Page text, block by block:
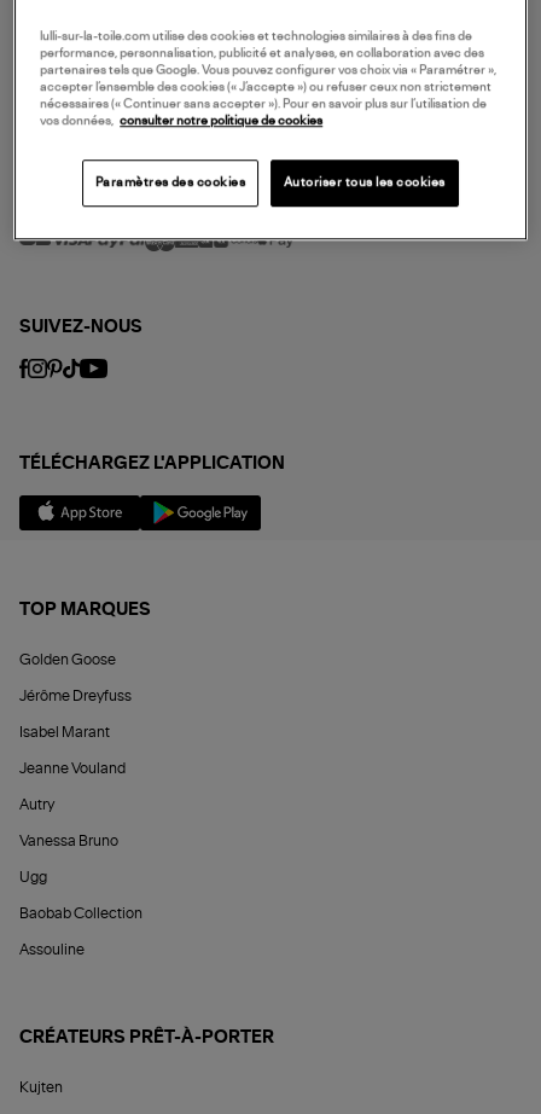
NOS SERVICES
SERVICE CLIENT
MODE DE PAIEMENT
SUIVEZ-NOUS
TÉLÉCHARGEZ L'APPLICATION
TOP MARQUES
Golden Goose
Jérôme Dreyfuss
Isabel Marant
Jeanne Vouland
Autry
Vanessa Bruno
Ugg
Baobab Collection
Assouline
CRÉATEURS PRÊT-À-PORTER
Kujten
lulli-sur-la-toile.com utilise des cookies et technologies similaires à des fins de
performance, personnalisation, publicité et analyses, en collaboration avec des
partenaires tels que Google. Vous pouvez configurer vos choix via « Paramétrer »,
accepter l’ensemble des cookies (« J’accepte ») ou refuser ceux non strictement
nécessaires (« Continuer sans accepter »). Pour en savoir plus sur l’utilisation de
vos données,
consulter notre politique de cookies
Paramètres des cookies Autoriser tous les cookies